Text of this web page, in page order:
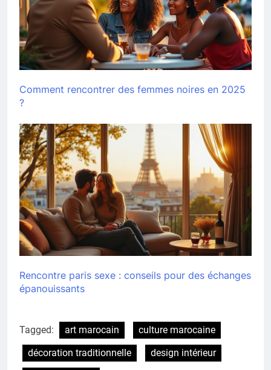
Comment rencontrer des femmes noires en 2025
?
Rencontre paris sexe : conseils pour des échanges
épanouissants
Tagged: art marocain
culture marocaine
décoration traditionnelle
design intérieur